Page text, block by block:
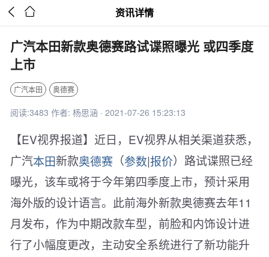
  资讯详情
广汽本田新款奥德赛路试谍照曝光 或四季度
上市
广汽本田 奥德赛
阅读:3483 作者: 杨思涵 · 2021-07-26 15:23:13
【EV视界报道】近日，EV视界从相关渠道获悉，
广汽本田新款奥德赛 （参数|报价）路试谍照已经
曝光，该车或将于今年第四季度上市，预计采用
海外版的设计语言。此前海外新款奥德赛去年11
月发布，作为中期改款车型，前脸和内饰设计进
行了小幅度更改，主动安全系统进行了新功能升